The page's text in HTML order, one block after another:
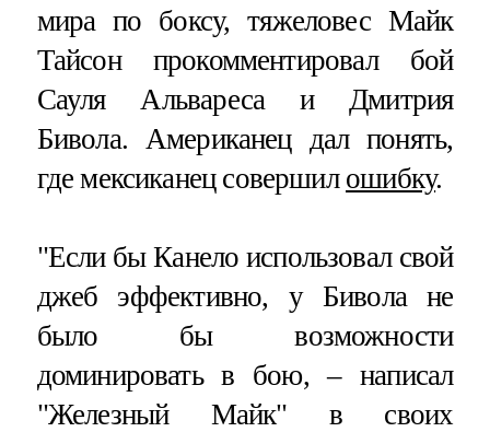
мира по боксу, тяжеловес Майк
Тайсон прокомментировал бой
Сауля Альвареса и Дмитрия
Бивола. Американец дал понять,
где мексиканец совершил ошибку.
"Если бы Канело использовал свой
джеб эффективно, у Бивола не
было бы возможности
доминировать в бою, – написал
"Железный Майк" в своих